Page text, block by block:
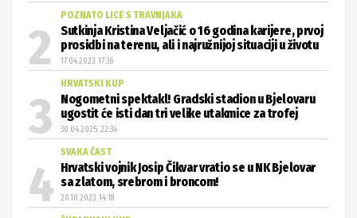
POZNATO LICE S TRAVNJAKA
Sutkinja Kristina Veljačić o 16 godina karijere, prvoj
prosidbi na terenu, ali i najružnijoj situaciji u životu
17.04.2023. 17:36
HRVATSKI KUP
Nogometni spektakl! Gradski stadion u Bjelovaru
ugostit će isti dan tri velike utakmice za trofej
30.04.2025. 22:34
SVAKA ČAST
Hrvatski vojnik Josip Čikvar vratio se u NK Bjelovar
sa zlatom, srebrom i broncom!
20.10.2023. 14:18